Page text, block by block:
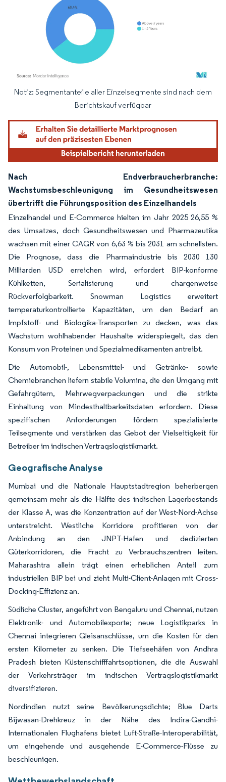
Bild © Mordor Intelligence. Wiederverwendung erfordert Namensnennung
Notiz: Segmentanteile aller Einzelsegmente sind nach dem
Berichtskauf verfügbar
Nach Endverbraucherbranche:
Wachstumsbeschleunigung im Gesundheitswesen
übertrifft die Führungsposition des Einzelhandels
Einzelhandel und E-Commerce hielten im Jahr 2025 26,55 %
des Umsatzes, doch Gesundheitswesen und Pharmazeutika
wachsen mit einer CAGR von 6,63 % bis 2031 am schnellsten.
Die Prognose, dass die Pharmaindustrie bis 2030 130
Milliarden USD erreichen wird, erfordert BIP-konforme
Kühlketten, Serialisierung und chargenweise
Rückverfolgbarkeit. Snowman Logistics erweitert
temperaturkontrollierte Kapazitäten, um den Bedarf an
Impfstoff- und Biologika-Transporten zu decken, was das
Wachstum wohlhabender Haushalte widerspiegelt, das den
Konsum von Proteinen und Spezialmedikamenten antreibt.
Die Automobil-, Lebensmittel- und Getränke- sowie
Chemiebranchen liefern stabile Volumina, die den Umgang mit
Gefahrgütern, Mehrwegverpackungen und die strikte
Einhaltung von Mindesthaltbarkeitsdaten erfordern. Diese
spezifischen Anforderungen fördern spezialisierte
Teilsegmente und verstärken das Gebot der Vielseitigkeit für
Betreiber im indischen Vertragslogistikmarkt.
Geografische Analyse
Mumbai und die Nationale Hauptstadtregion beherbergen
gemeinsam mehr als die Hälfte des indischen Lagerbestands
der Klasse A, was die Konzentration auf der West-Nord-Achse
unterstreicht. Westliche Korridore profitieren von der
Anbindung an den JNPT-Hafen und dedizierten
Güterkorridoren, die Fracht zu Verbrauchszentren leiten.
Maharashtra allein trägt einen erheblichen Anteil zum
industriellen BIP bei und zieht Multi-Client-Anlagen mit Cross-
Docking-Effizienz an.
Südliche Cluster, angeführt von Bengaluru und Chennai, nutzen
Elektronik- und Automobilexporte; neue Logistikparks in
Chennai integrieren Gleisanschlüsse, um die Kosten für den
ersten Kilometer zu senken. Die Tiefseehäfen von Andhra
Pradesh bieten Küstenschifffahrtsoptionen, die die Auswahl
der Verkehrsträger im indischen Vertragslogistikmarkt
diversifizieren.
Nordindien nutzt seine Bevölkerungsdichte; Blue Darts
Bijwasan-Drehkreuz in der Nähe des Indira-Gandhi-
Internationalen Flughafens bietet Luft-Straße-Interoperabilität,
um eingehende und ausgehende E-Commerce-Flüsse zu
beschleunigen.